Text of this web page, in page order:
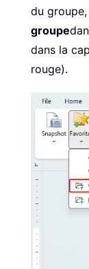
du
groupe
dans la
rouge).